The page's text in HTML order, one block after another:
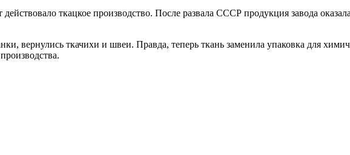
ткацкое производство. После развала СССР продукция завода
вернулись ткачихи и швеи. Правда, теперь ткань заменила упаковка для